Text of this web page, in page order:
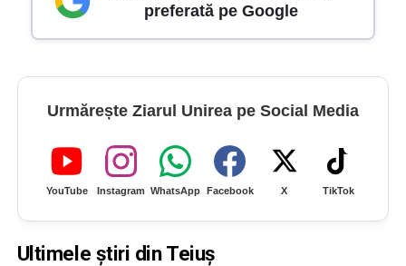
preferată pe Google
Urmărește Ziarul Unirea pe Social Media
YouTube Instagram WhatsApp Facebook X TikTok
Ultimele știri din Teiuș